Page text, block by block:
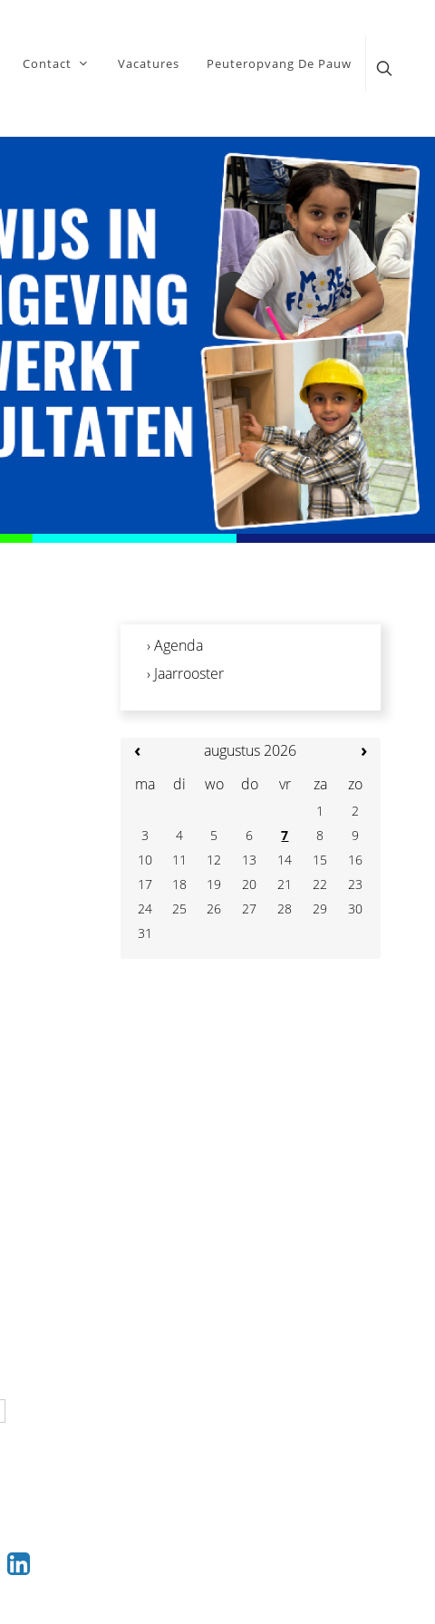
Contact Vacatures Peuteropvang De Pauw
› Agenda
› Jaarrooster
‹ ›
augustus 2026
ma
di wo do vr za zo
1
2
3
4 5 6 7 8
9
10
11 12 13 14 15
16
17
18 19 20 21 22
23
24
25 26 27 28 29
30
31